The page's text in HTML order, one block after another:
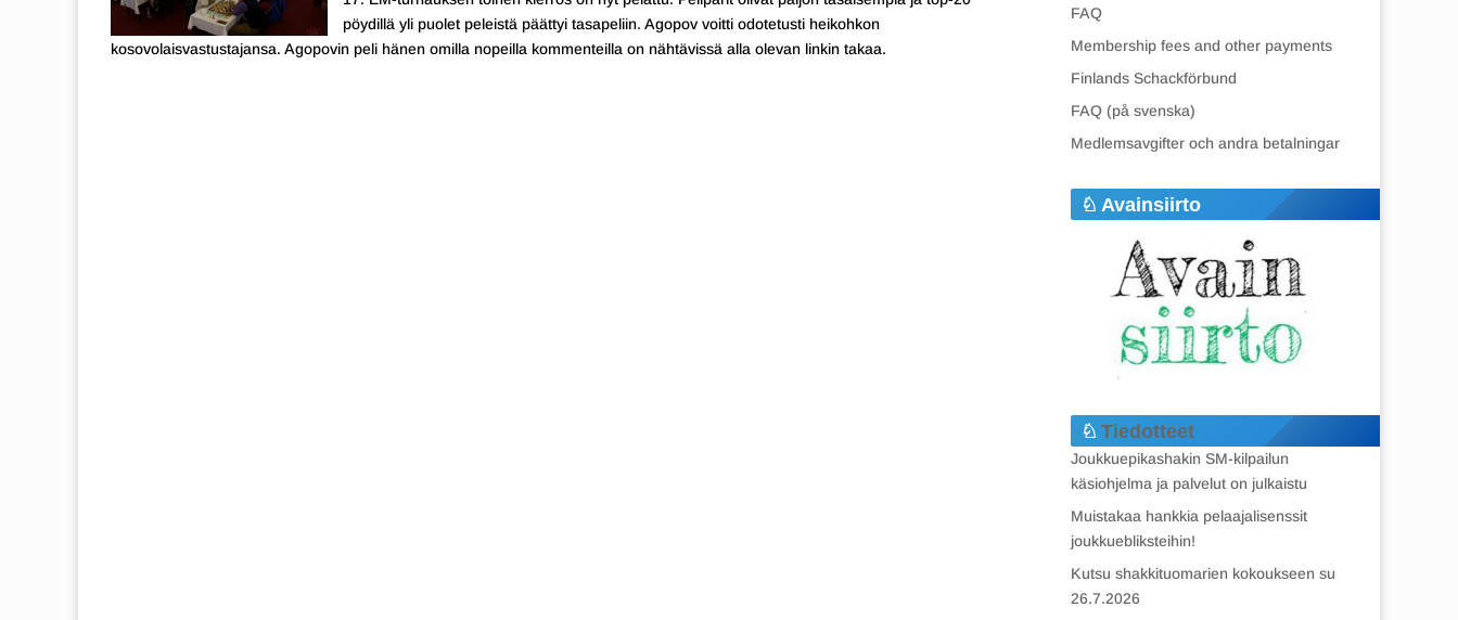
pöydillä yli puolet peleistä päättyi tasapeliin. Agopov voitti odotetusti heikohkon
kosovolaisvastustajansa. Agopovin peli hänen omilla nopeilla kommenteilla on nähtävissä alla olevan linkin takaa.
FAQ
Membership fees and other payments
Finlands Schackförbund
FAQ (på svenska)
Medlemsavgifter och andra betalningar
Avainsiirto
Tiedotteet
Joukkuepikashakin SM-kilpailun
käsiohjelma ja palvelut on julkaistu
Muistakaa hankkia pelaajalisenssit
joukkuebliksteihin!
Kutsu shakkituomarien kokoukseen su
26.7.2026